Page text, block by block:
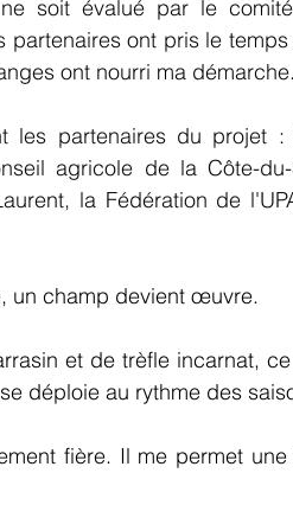
soit évalué par le
partenaires ont pris le
ont nourri ma démarche.
les partenaires du projet
agricole de la Côte-
la Fédération de
un champ devient œuvre.
et de trèfle incarnat,
déploie au rythme des
fière. Il me permet